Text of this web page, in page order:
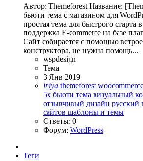
Автор: Themeforest Название:
бьюти тема с магазином для
простая тема для быстрого старта
поддержка E-commerce на базе
Сайт собирается с помощью
конструктора, не нужна помощь...
wspdesign
Тема
3 Янв 2019
iniya themeforest woocommerce
5x бьюти тема визуальный
отзывчивый дизайн русский
сайтов шаблоны и темы
Ответы: 0
Форум: WordPress
Теги